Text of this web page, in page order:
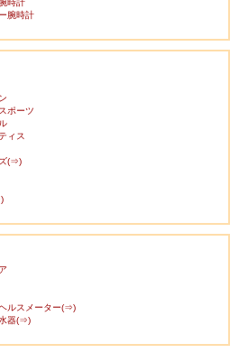
時計
腕時計
ポーツ
ィス
(⇒)
ルスメーター(⇒)
器(⇒)